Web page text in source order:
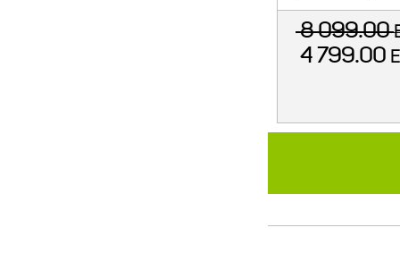
8 099.00
4 799.00